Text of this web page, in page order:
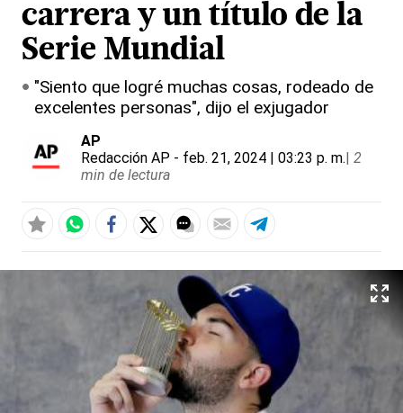
carrera y un título de la
Serie Mundial
"Siento que logré muchas cosas, rodeado de
excelentes personas", dijo el exjugador
AP
Redacción AP - feb. 21, 2024 | 03:23 p. m.| 2
min de lectura